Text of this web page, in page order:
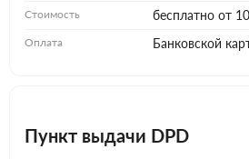
Стоимость бесплатно от
Оплата Банковской
Пункт выдачи DPD